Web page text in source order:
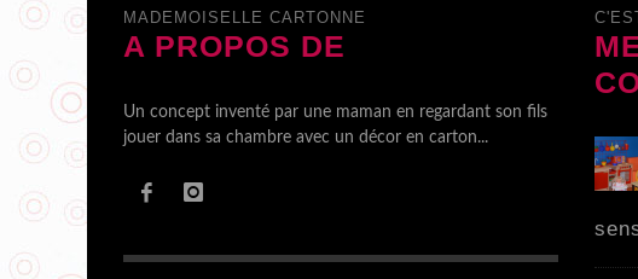
MADEMOISELLE CARTONNE
A PROPOS DE
Un concept inventé par une maman en regardant son fils
jouer dans sa chambre avec un décor en carton...